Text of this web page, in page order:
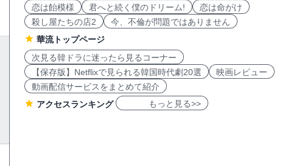
恋は飴模様
君へと続く僕のドリーム!
恋は命がけ
殺し屋たちの店2
今、不倫が問題ではありません
華流トップページ
次見る韓ドラに迷ったら見るコーナー
【保存版】Netflixで見られる韓国時代劇20選
映画レビュー
動画配信サービスをまとめて紹介
アクセスランキング
もっと見る>>